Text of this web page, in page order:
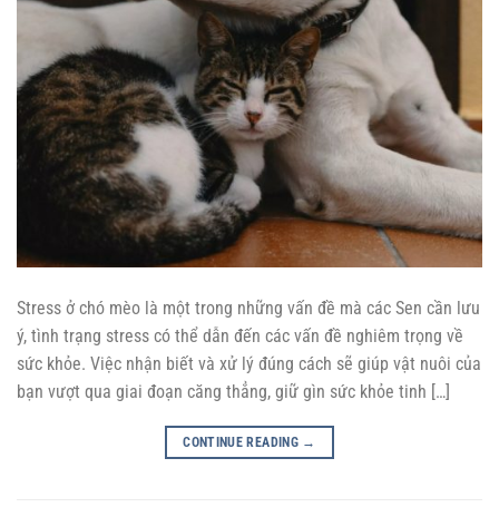
Stress ở chó mèo là một trong những vấn đề mà các Sen cần lưu
ý, tình trạng stress có thể dẫn đến các vấn đề nghiêm trọng về
sức khỏe. Việc nhận biết và xử lý đúng cách sẽ giúp vật nuôi của
bạn vượt qua giai đoạn căng thẳng, giữ gìn sức khỏe tinh […]
CONTINUE READING →